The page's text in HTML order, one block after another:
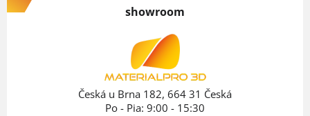
p
showroom
Česká u Brna 182, 664 31 Česká
Po - Pia: 9:00 - 15:30